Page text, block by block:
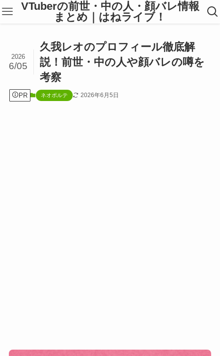
VTuberの前世・中の人・顔バレ情報
まとめ｜はねライブ！
久我レオのプロフィール徹底解
説！前世・中の人や顔バレの噂を
考察
2026
6/05
PR ネオポルテ 2026年6月5日